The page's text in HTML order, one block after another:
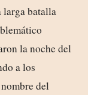
larga batalla
la noche del
a los
del